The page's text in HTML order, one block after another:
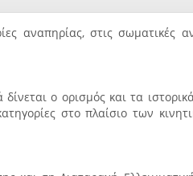
αναπηρίας, στις σωματικές
ο ορισμός και τα
στο πλαίσιο των